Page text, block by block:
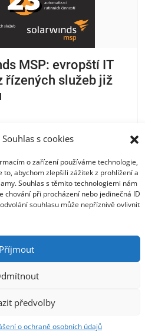
s cookies
o zařízení používáme technologie,
to, abychom zlepšili zážitek z prohlížení a
Souhlas s těmito technologiemi nám
chování při procházení nebo jedinečná ID
souhlasu může nepříznivě ovlivnit
Příjmout
předvolby
o ochraně osobních údajů
MSP: evropští IT
řízených služeb již
evropští IT prodejci generují
obratu S pomocí
poskytovatelé IT služeb
25. května 2020 –
dodavatel IT řešení pro
výsledky
Services, podle
00 Ostrava-Poruba